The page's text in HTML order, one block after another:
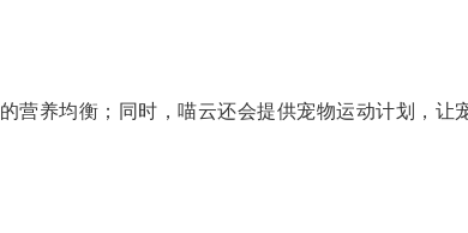
养均衡；同时，喵云还会提供宠物运动计划，让